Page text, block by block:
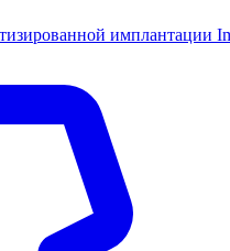
имплантации